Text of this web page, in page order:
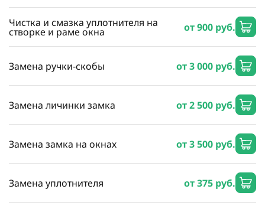
Чистка и смазка уплотнителя на
створке и раме окна от 900 руб.
Замена ручки-скобы от 3 000 руб.
Замена личинки замка от 2 500 руб.
Замена замка на окнах от 3 500 руб.
Замена уплотнителя от 375 руб.